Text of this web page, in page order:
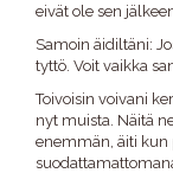
eivät ole sen
Samoin äidiltäni:
tyttö. Voit vaikka
Toivoisin voivani
nyt muista. Näitä
enemmän, äiti kun